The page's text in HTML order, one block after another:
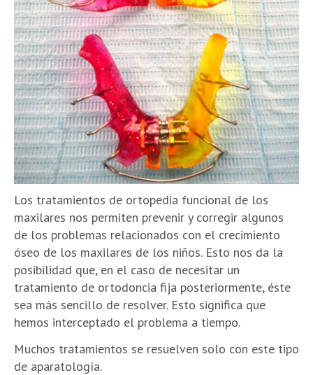
Los tratamientos de ortopedia funcional de los
maxilares nos permiten prevenir y corregir algunos
de los problemas relacionados con el crecimiento
óseo de los maxilares de los niños. Esto nos da la
posibilidad que, en el caso de necesitar un
tratamiento de ortodoncia fija posteriormente, éste
sea más sencillo de resolver. Esto significa que
hemos interceptado el problema a tiempo.
Muchos tratamientos se resuelven solo con este tipo
de aparatología.